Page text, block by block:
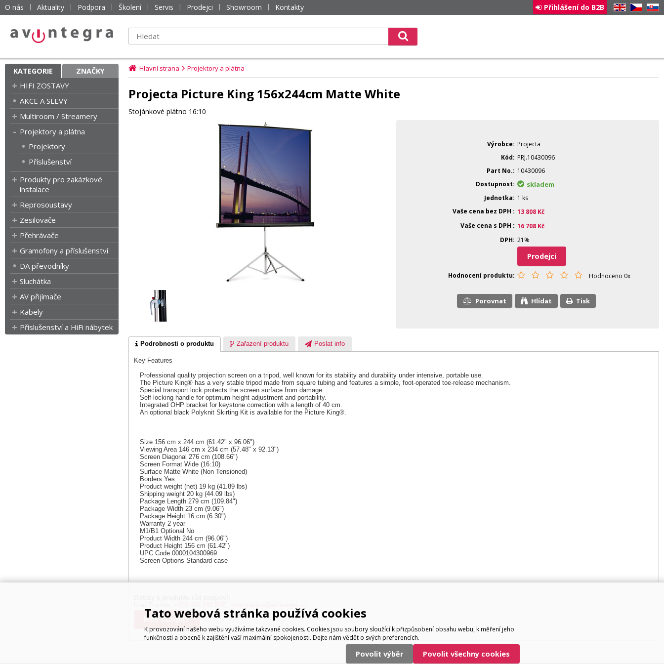
O nás Aktuality Podpora Školení Servis Prodejci Showroom Kontakty EN CZ SK
Přihlášení do B2B
KATEGORIE ZNAČKY
HIFI ZOSTAVY
AKCE A SLEVY
Multiroom / Streamery
Projektory a plátna
Projektory
Příslušenství
Produkty pro zakázkové
instalace
Reprosoustavy
Zesilovače
Přehrávače
Gramofony a příslušenství
DA převodníky
Sluchátka
AV přijímače
Kabely
Příslušenství a HiFi nábytek
Hlavní strana Projektory a plátna
Projecta Picture King 156x244cm Matte White
Stojánkové plátno 16:10
Výrobce
Projecta
Kód
PRJ.10430096
Part No.
10430096
Dostupnost
skladem
Jednotka
1 ks
Vaše cena bez DPH
13 808 Kč
Vaše cena s DPH
16 708 Kč
DPH 21%
Prodejci
Hodnocení produktu Hodnoceno 0x
Porovnat Hlídat Tisk
Podrobnosti o produktu Zařazení produktu Poslat info
Key Features
Professional quality projection screen on a tripod, well known for its stability and durability under intensive, portable use.
The Picture King® has a very stable tripod made from square tubing and features a simple, foot-operated toe-release mechanism.
Special transport lock protects the screen surface from damage.
Self-locking handle for optimum height adjustment and portability.
Integrated OHP bracket for keystone correction with a length of 40 cm.
An optional black Polyknit Skirting Kit is available for the Picture King®.
Size 156 cm x 244 cm (61.42" x 96.06")
Viewing Area 146 cm x 234 cm (57.48" x 92.13")
Screen Diagonal 276 cm (108.66")
Screen Format Wide (16:10)
Surface Matte White (Non Tensioned)
Borders Yes
Product weight (net) 19 kg (41.89 lbs)
Shipping weight 20 kg (44.09 lbs)
Package Length 279 cm (109.84")
Package Width 23 cm (9.06")
Package Height 16 cm (6.30")
Warranty 2 year
M1/B1 Optional No
Product Width 244 cm (96.06")
Product Height 156 cm (61.42")
UPC Code 0000104300969
Screen Options Standard case
Kde koupit?
Tato webová stránka používá cookies
K provozování našeho webu využíváme takzvané cookies. Cookies jsou soubory sloužící k přizpůsobení obsahu webu, k měření jeho
funkčnosti a obecně k zajištění vaší maximální spokojenosti. Dejte nám vědět o svých preferencích.
Povolit výběr Povolit všechny cookies